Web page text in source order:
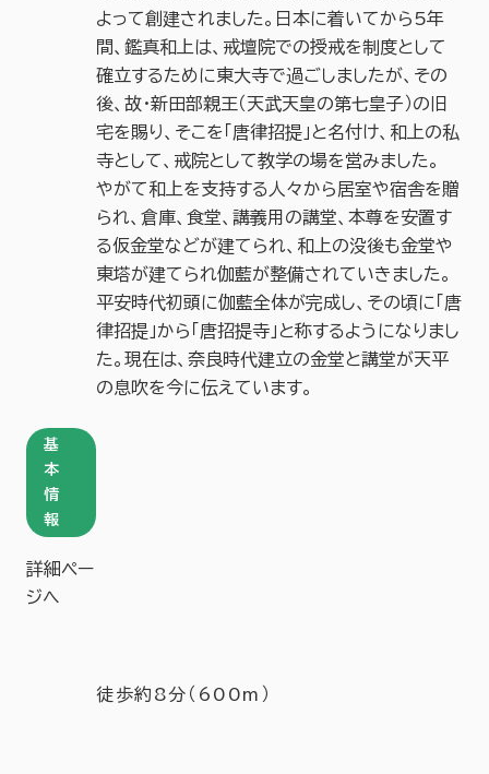
よって創建されました。日本に着いてから5年
間、鑑真和上は、戒壇院での授戒を制度として
確立するために東大寺で過ごしましたが、その
後、故・新田部親王（天武天皇の第七皇子）の旧
宅を賜り、そこを「唐律招提」と名付け、和上の私
寺として、戒院として教学の場を営みました。
やがて和上を支持する人々から居室や宿舎を贈
られ、倉庫、食堂、講義用の講堂、本尊を安置す
る仮金堂などが建てられ、和上の没後も金堂や
東塔が建てられ伽藍が整備されていきました。
平安時代初頭に伽藍全体が完成し、その頃に「唐
律招提」から「唐招提寺」と称するようになりまし
た。現在は、奈良時代建立の金堂と講堂が天平
の息吹を今に伝えています。
基
本
情
報
詳細ペー
ジへ
徒歩約8分（600m）